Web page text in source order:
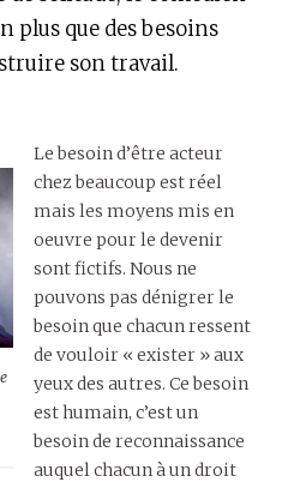
plus que des besoins
son travail.
Le besoin d’être acteur
chez beaucoup est réel
mais les moyens mis en
oeuvre pour le devenir
sont fictifs. Nous ne
pouvons pas dénigrer le
besoin que chacun ressent
de vouloir « exister » aux
yeux des autres. Ce besoin
est humain, c’est un
besoin de reconnaissance
auquel chacun à un droit